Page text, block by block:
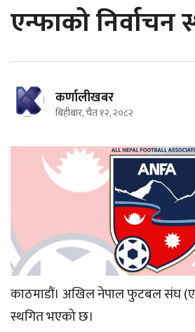
एन्फाको निर्वाचन
कर्णालीखबर
बिहीबार, चैत १२, २०८२
काठमाडौं। अखिल नेपाल फुटबल संघ
स्थगित भएको छ।